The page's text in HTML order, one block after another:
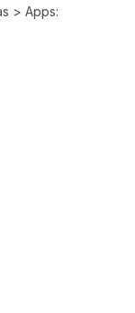
> Apps: